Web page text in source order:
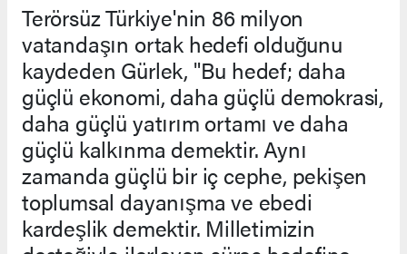
Terörsüz Türkiye'nin 86 milyon
vatandaşın ortak hedefi olduğunu
kaydeden Gürlek, "Bu hedef; daha
güçlü ekonomi, daha güçlü demokrasi,
daha güçlü yatırım ortamı ve daha
güçlü kalkınma demektir. Aynı
zamanda güçlü bir iç cephe, pekişen
toplumsal dayanışma ve ebedi
kardeşlik demektir. Milletimizin